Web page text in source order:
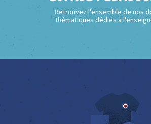
Retrouvez l’ensemble de nos
thématiques dédiés à